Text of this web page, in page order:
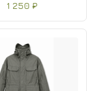
1 250 ₽